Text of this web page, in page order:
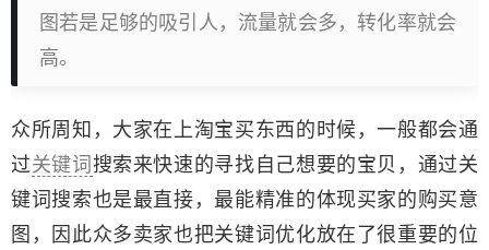
图若是足够的吸引人，流量就会多，转化率就会
高。
众所周知，大家在上淘宝买东西的时候，一般都会通
过关键词 搜索来快速的寻找自己想要的宝贝，通过关
键词搜索也是最直接，最能精准的体现买家的购买意
图，因此众多卖家也把关键词优化放在了很重要的位